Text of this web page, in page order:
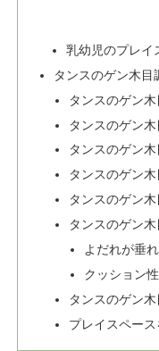
乳幼児のプレイ
タンスのゲン木目
タンスのゲン
タンスのゲン
タンスのゲン
タンスのゲン
タンスのゲン
タンスのゲン
よだれが垂
クッション
タンスのゲン
プレイスペー